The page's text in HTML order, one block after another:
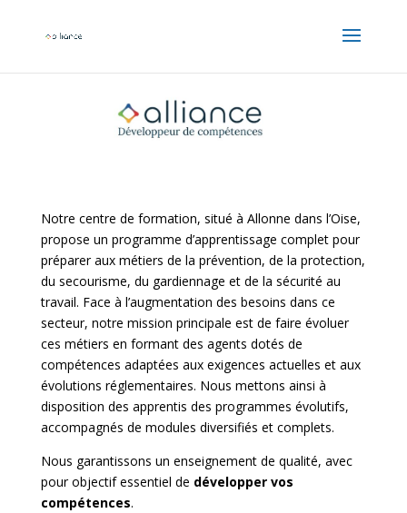
Notre centre de formation, situé à Allonne dans l’Oise,
propose un programme d’apprentissage complet pour
préparer aux métiers de la prévention, de la protection,
du secourisme, du gardiennage et de la sécurité au
travail. Face à l’augmentation des besoins dans ce
secteur, notre mission principale est de faire évoluer
ces métiers en formant des agents dotés de
compétences adaptées aux exigences actuelles et aux
évolutions réglementaires. Nous mettons ainsi à
disposition des apprentis des programmes évolutifs,
accompagnés de modules diversifiés et complets.
Nous garantissons un enseignement de qualité, avec
pour objectif essentiel de développer vos
compétences.